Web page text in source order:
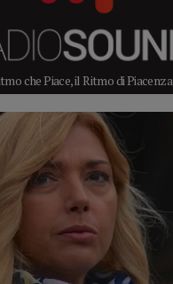
che Piace, il Ritmo di Piacenza